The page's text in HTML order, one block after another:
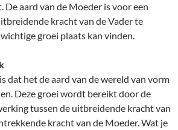
De aard van de Moeder is voor een
kracht van de Vader te
groei plaats kan vinden.
dat het de aard van de wereld van vorm
Deze groei wordt bereikt door de
tussen de uitbreidende kracht van
kracht van de Moeder. Wat je